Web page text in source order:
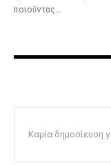
ποιοῦντας...
Καμία δημοσίευση